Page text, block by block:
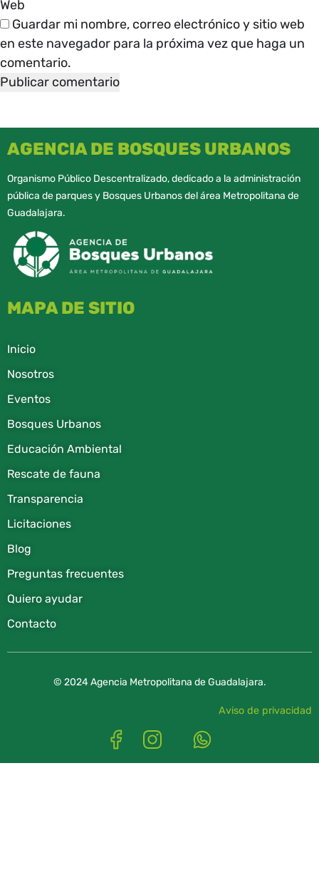
Web
Guardar mi nombre, correo electrónico y sitio web
en este navegador para la próxima vez que haga un
comentario.
AGENCIA DE BOSQUES URBANOS
Organismo Público Descentralizado, dedicado a la administración
pública de parques y Bosques Urbanos del área Metropolitana de
Guadalajara.
MAPA DE SITIO
Inicio
Nosotros
Eventos
Bosques Urbanos
Educación Ambiental
Rescate de fauna​
Transparencia
Licitaciones
Blog
Preguntas frecuentes
Quiero ayudar
Contacto
© 2024 Agencia Metropolitana de Guadalajara.
Aviso de privacidad